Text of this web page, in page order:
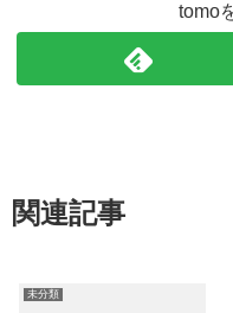
tomo
関連記事
未分類